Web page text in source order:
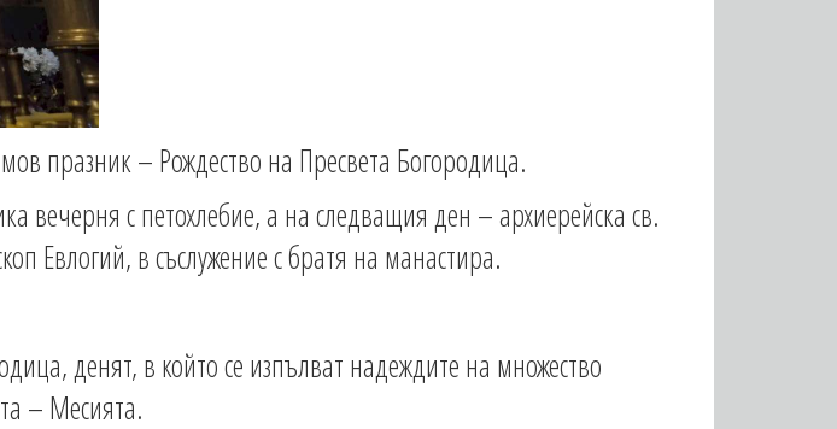
празник – Рождество на Пресвета Богородица.
вечерня с петохлебие, а на следващия ден – архиерейска св.
Евлогий, в съслужение с братя на манастира.
денят, в който се изпълват надеждите на множество
– Месията.